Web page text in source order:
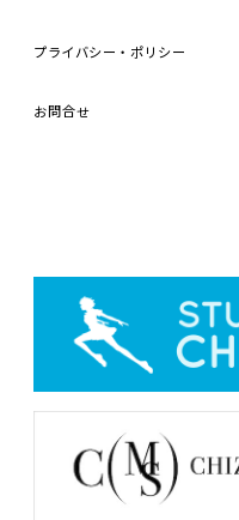
プライバシー・ポリシー
お 問合せ